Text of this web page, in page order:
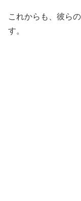
これからも、彼ら
す。